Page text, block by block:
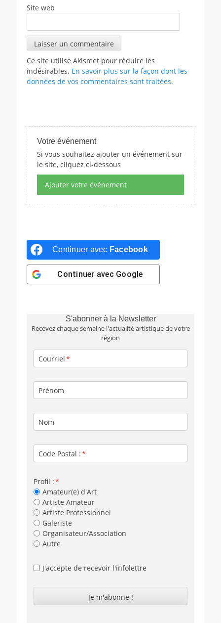
Site web
Ce site utilise Akismet pour réduire les
indésirables. En savoir plus sur la façon dont les
données de vos commentaires sont traitées.
Votre événement
Si vous souhaitez ajouter un événement sur
le site, cliquez ci-dessous
Ajouter votre événement
Continuer avec Facebook
Continuer avec Google
S'abonner à la Newsletter
Recevez chaque semaine l'actualité artistique de votre
région
Courriel
Prénom
Nom
Code Postal :
Profil :
Amateur(e) d'Art
Artiste Amateur
Artiste Professionnel
Galeriste
Organisateur/Association
Autre
J'accepte de recevoir l'infolettre